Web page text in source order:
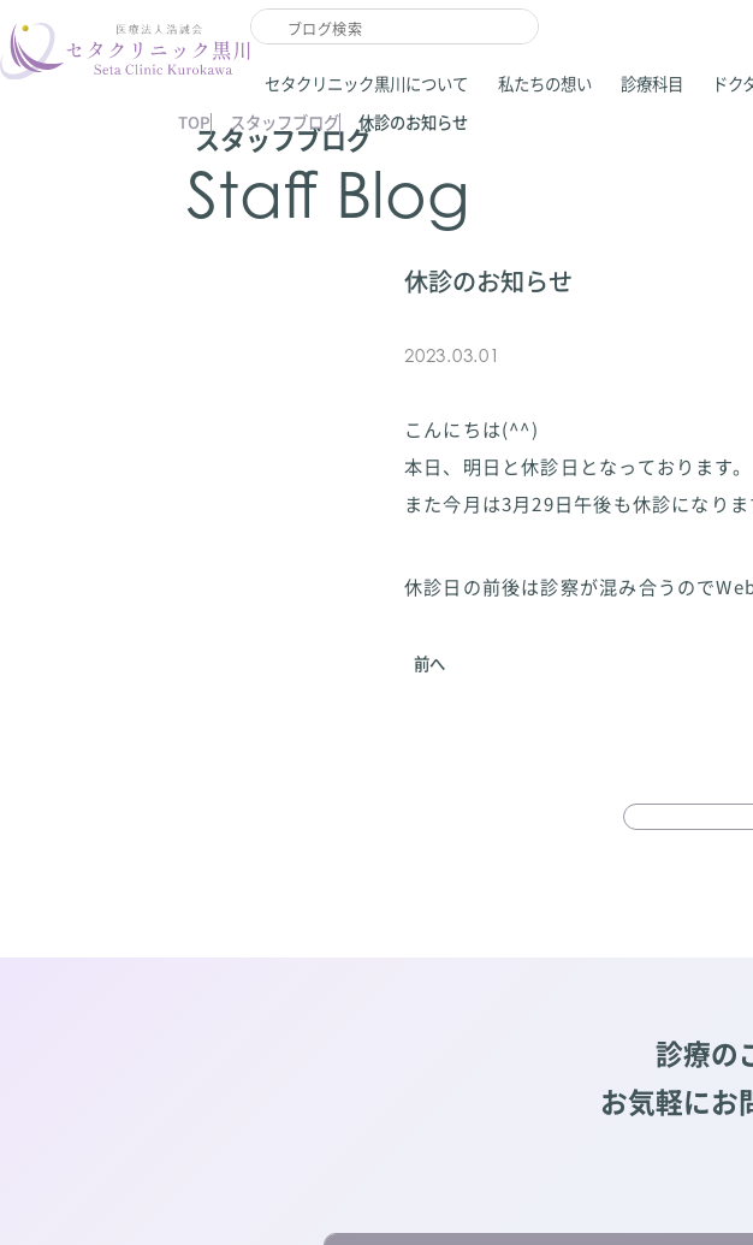
セタクリニック黒川について 私たちの想い 診療科目 ドク
スタッフブログ
Staff Blog
TOP スタッフブログ 休診のお知らせ
休診のお知らせ
2023.03.01
こんにちは(^^)
本日、明日と休診日となっております。
また今月は3月29日午後も休診になりま
休診日の前後は診察が混み合うので
前へ
診療の
お気軽にお